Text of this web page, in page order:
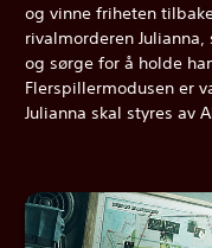
og vinne friheten
rivalmorderen
og sørge for å holde
Flerspillermodusen er
Julianna skal styres av